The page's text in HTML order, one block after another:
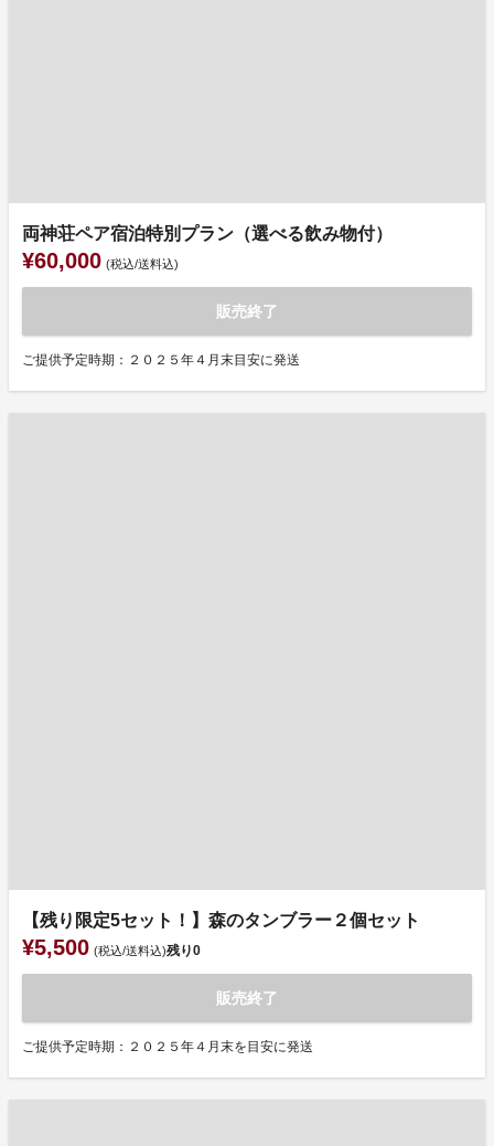
両神荘ペア宿泊特別プラン（選べる飲み物付）
¥60,000 (税込/送料込)
販売終了
ご提供予定時期：２０２５年４月末目安に発送
【残り限定5セット！】森のタンブラー２個セット
¥5,500 (税込/送料込)残り0
販売終了
ご提供予定時期：２０２５年４月末を目安に発送